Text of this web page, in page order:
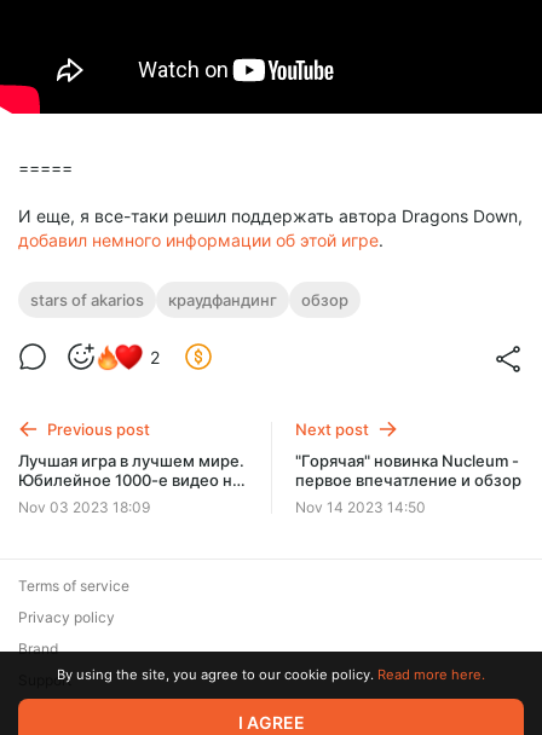
=====
И еще, я все-таки решил поддержать автора Dragons Down,
добавил немного информации об этой игре.
stars of akarios краудфандинг обзор
2
Previous post
Лучшая игра в лучшем мире.
Юбилейное 1000-е видео на
канале - летсплей в
сценарий "Маг Колец" в
Nov 03 2023 18:09
Next post
"Горячая" новинка Nucleum -
первое впечатление и обзор
Nov 14 2023 14:50
© 2026 Zaya Solutions Limited. All rights reserved. All trademarks
Terms of service
Privacy policy
Brand
SupportBy using the site, you agree to our cookie policy. Read more here.
I AGREE